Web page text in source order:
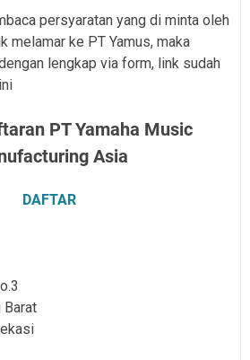
persyaratan yang di minta oleh
melamar ke PT Yamus, maka
lengkap via form, link sudah
PT Yamaha Music
Asia
DAFTAR
Barat